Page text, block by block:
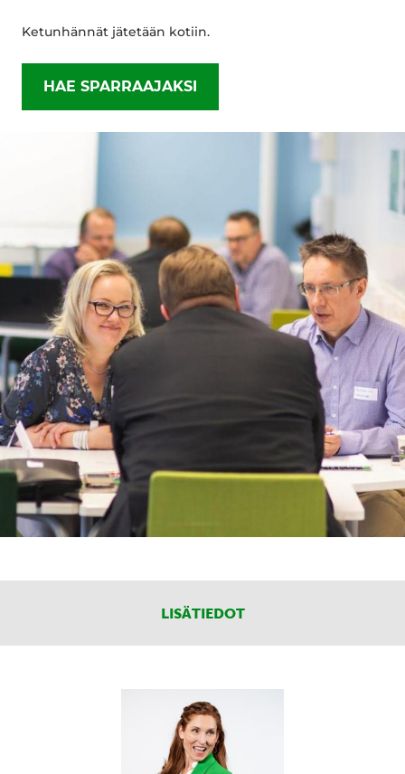
Ketunhännät jätetään kotiin.
HAE SPARRAAJAKSI
LISÄTIEDOT